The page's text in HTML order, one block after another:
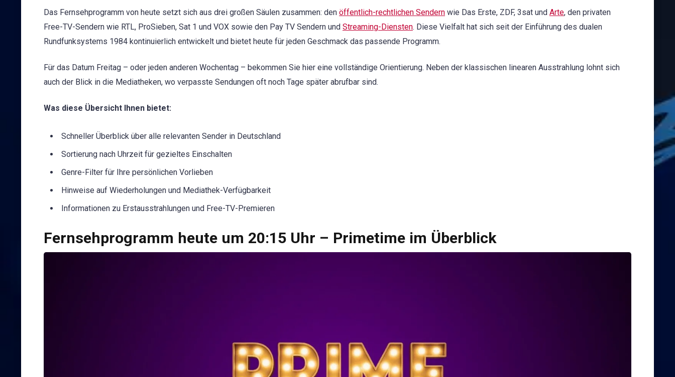
Das Fernsehprogramm von heute setzt sich aus drei großen Säulen zusammen: den öffentlich-rechtlichen Sendern wie Das Erste, ZDF, 3sat und Arte, den privaten
Free-TV-Sendern wie RTL, ProSieben, Sat 1 und VOX sowie den Pay TV Sendern und Streaming-Diensten. Diese Vielfalt hat sich seit der Einführung des dualen
Rundfunksystems 1984 kontinuierlich entwickelt und bietet heute für jeden Geschmack das passende Programm.
Für das Datum Freitag – oder jeden anderen Wochentag – bekommen Sie hier eine vollständige Orientierung. Neben der klassischen linearen Ausstrahlung lohnt sich
auch der Blick in die Mediatheken, wo verpasste Sendungen oft noch Tage später abrufbar sind.
Was diese Übersicht Ihnen bietet:
Schneller Überblick über alle relevanten Sender in Deutschland
Sortierung nach Uhrzeit für gezieltes Einschalten
Genre-Filter für Ihre persönlichen Vorlieben
Hinweise auf Wiederholungen und Mediathek-Verfügbarkeit
Informationen zu Erstausstrahlungen und Free-TV-Premieren
Fernsehprogramm heute um 20:15 Uhr – Primetime im Überblick